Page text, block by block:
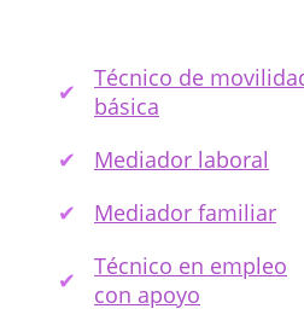
Técnico de
básica
Mediador laboral
Mediador familiar
Técnico en empleo
con apoyo